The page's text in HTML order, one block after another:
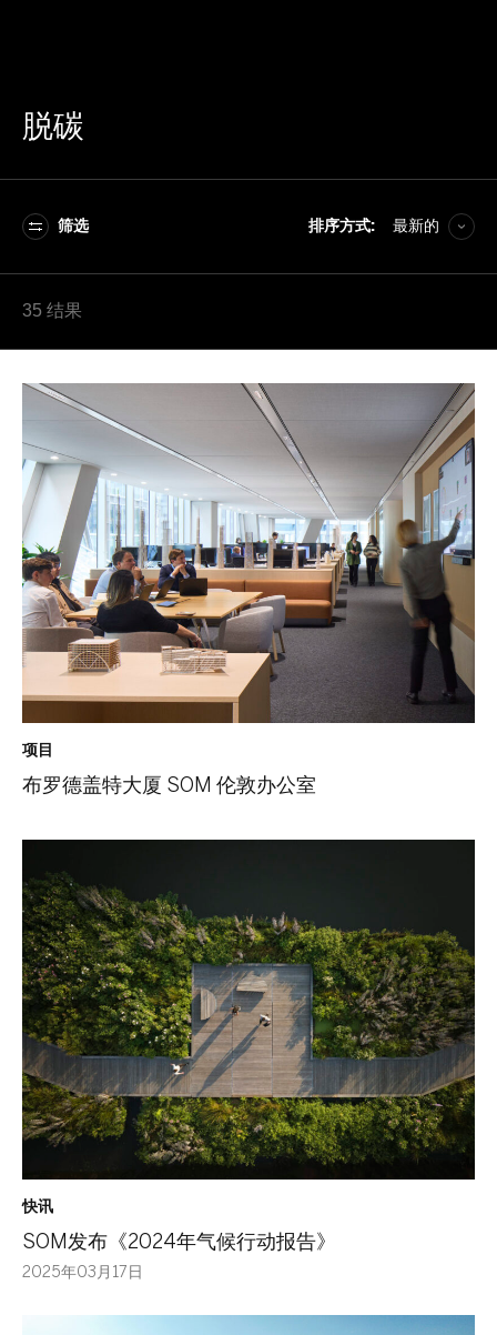
脱碳
筛选 排序方式: 最新的
A–Z
Z–A
最新的
35 结果
项目
布罗德盖特大厦 SOM 伦敦办公室
快讯
SOM发布《2024年气候行动报告》
2025年03月17日